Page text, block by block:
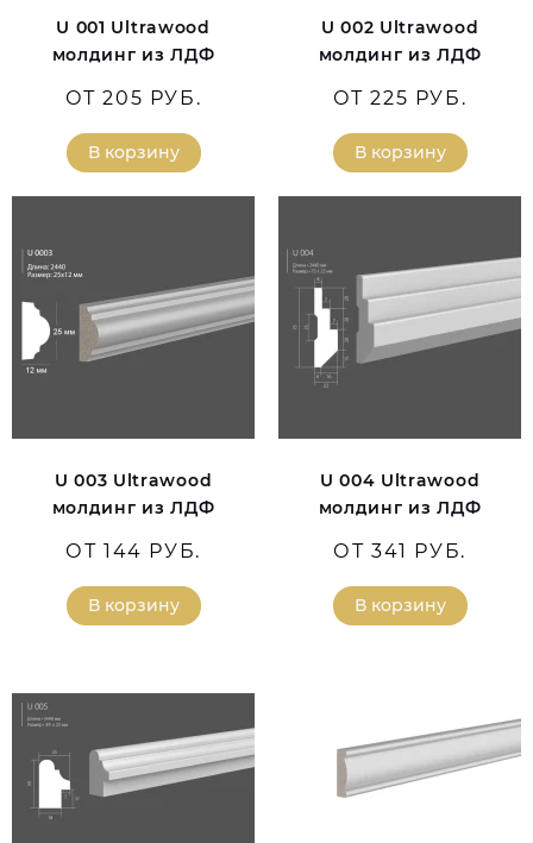
U 001 Ultrawood
молдинг из ЛДФ
ОТ 205 РУБ.
В корзину
U 002 Ultrawood
молдинг из ЛДФ
ОТ 225 РУБ.
В корзину
U 003 Ultrawood
молдинг из ЛДФ
ОТ 144 РУБ.
В корзину
U 004 Ultrawood
молдинг из ЛДФ
ОТ 341 РУБ.
В корзину